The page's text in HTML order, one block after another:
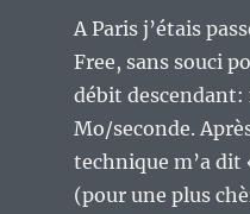
A Paris j’étais
Free, sans souci
débit
Mo/seconde.
technique m’a dit
(pour une plus